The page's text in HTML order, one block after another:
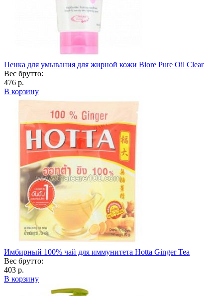
Пенка для умывания для жирной кожи Biore Pure Oil Clear
Вес брутто:
476 р.
В корзину
Имбирный 100% чай для иммунитета Hotta Ginger Tea
Вес брутто:
403 р.
В корзину